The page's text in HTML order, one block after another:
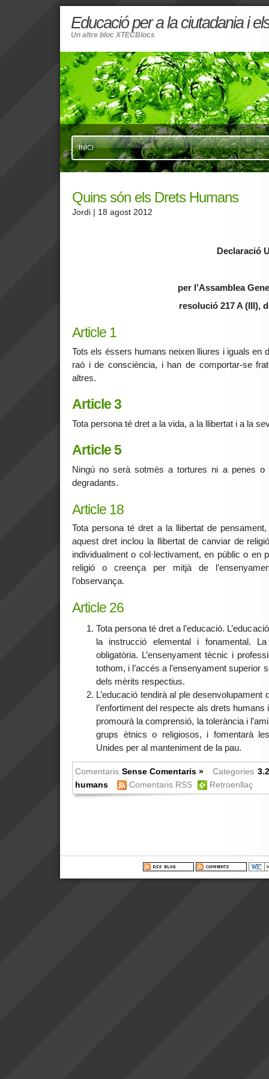
Educació per a la ciutadania i
Un altre bloc XTECBlocs
INICI
Quins són els Drets Humans
Jordi | 18 agost 2012
Declaració
per l’Assamblea
resolució 217 A (III),
Article 1
Tots els éssers humans neixen lliures i iguals en
raó i de consciència, i han de comportar-se
altres.
Article 3
Tota persona té dret a la vida, a la llibertat i a la
Article 5
Ningú no serà sotmès a tortures ni a penes o
degradants.
Article 18
Tota persona té dret a la llibertat de
aquest dret inclou la llibertat de canviar de
individualment o col·lectivament, en públic o en
religió o creença per mitjà de
l’observança.
Article 26
Tota persona té dret a l’educació.
la instrucció elemental i fonamental.
obligatòria. L’ensenyament tècnic i
tothom, i l’accés a l’ensenyament superior
dels mèrits respectius.
L’educació tendirà al ple desenvolupament
l’enfortiment del respecte als drets
promourà la comprensió, la tolerància i
grups ètnics o religiosos, i fomentarà
Unides per al manteniment de la pau.
Comentaris Sense Comentaris » Categories
humans
Comentaris RSS Retroenllaç